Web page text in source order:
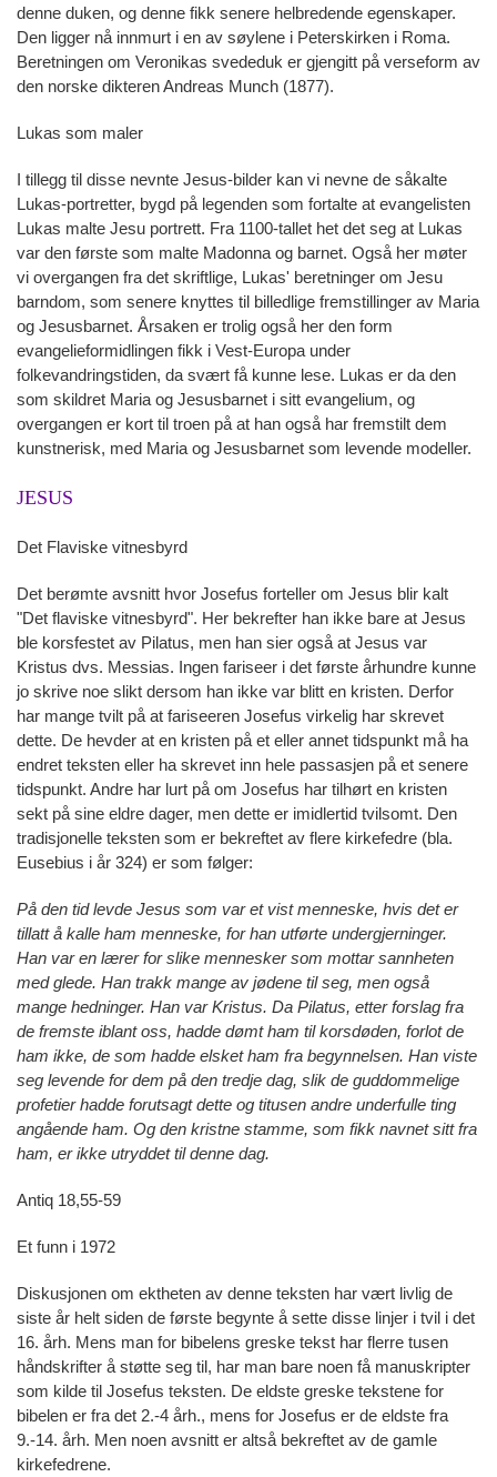
denne duken, og denne fikk senere helbredende egenskaper.
Den ligger nå innmurt i en av søylene i Peterskirken i Roma.
Beretningen om Veronikas svededuk er gjengitt på verseform av
den norske dikteren Andreas Munch (1877).
Lukas som maler
I tillegg til disse nevnte Jesus-bilder kan vi nevne de såkalte
Lukas-portretter, bygd på legenden som fortalte at evangelisten
Lukas malte Jesu portrett. Fra 1100-tallet het det seg at Lukas
var den første som malte Madonna og barnet. Også her møter
vi overgangen fra det skriftlige, Lukas' beretninger om Jesu
barndom, som senere knyttes til billedlige fremstillinger av Maria
og Jesusbarnet. Årsaken er trolig også her den form
evangelieformidlingen fikk i Vest-Europa under
folkevandringstiden, da svært få kunne lese. Lukas er da den
som skildret Maria og Jesusbarnet i sitt evangelium, og
overgangen er kort til troen på at han også har fremstilt dem
kunstnerisk, med Maria og Jesusbarnet som levende modeller.
JESUS
Det Flaviske vitnesbyrd
Det berømte avsnitt hvor Josefus forteller om Jesus blir kalt
"Det flaviske vitnesbyrd". Her bekrefter han ikke bare at Jesus
ble korsfestet av Pilatus, men han sier også at Jesus var
Kristus dvs. Messias. Ingen fariseer i det første århundre kunne
jo skrive noe slikt dersom han ikke var blitt en kristen. Derfor
har mange tvilt på at fariseeren Josefus virkelig har skrevet
dette. De hevder at en kristen på et eller annet tidspunkt må ha
endret teksten eller ha skrevet inn hele passasjen på et senere
tidspunkt. Andre har lurt på om Josefus har tilhørt en kristen
sekt på sine eldre dager, men dette er imidlertid tvilsomt. Den
tradisjonelle teksten som er bekreftet av flere kirkefedre (bla.
Eusebius i år 324) er som følger:
På den tid levde Jesus som var et vist menneske, hvis det er
tillatt å kalle ham menneske, for han utførte undergjerninger.
Han var en lærer for slike mennesker som mottar sannheten
med glede. Han trakk mange av jødene til seg, men også
mange hedninger. Han var Kristus. Da Pilatus, etter forslag fra
de fremste iblant oss, hadde dømt ham til korsdøden, forlot de
ham ikke, de som hadde elsket ham fra begynnelsen. Han viste
seg levende for dem på den tredje dag, slik de guddommelige
profetier hadde forutsagt dette og titusen andre underfulle ting
angående ham. Og den kristne stamme, som fikk navnet sitt fra
ham, er ikke utryddet til denne dag.
Antiq 18,55-59
Et funn i 1972
Diskusjonen om ektheten av denne teksten har vært livlig de
siste år helt siden de første begynte å sette disse linjer i tvil i det
16. årh. Mens man for bibelens greske tekst har flerre tusen
håndskrifter å støtte seg til, har man bare noen få manuskripter
som kilde til Josefus teksten. De eldste greske tekstene for
bibelen er fra det 2.-4 årh., mens for Josefus er de eldste fra
9.-14. årh. Men noen avsnitt er altså bekreftet av de gamle
kirkefedrene.